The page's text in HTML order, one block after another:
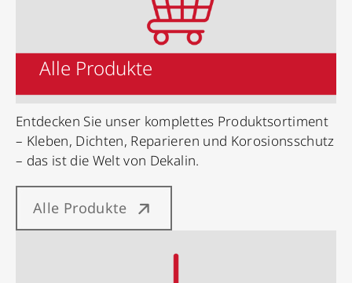
Alle Produkte
Entdecken Sie unser komplettes Produktsortiment
– Kleben, Dichten, Reparieren und Korosionsschutz
– das ist die Welt von Dekalin.
Alle Produkte